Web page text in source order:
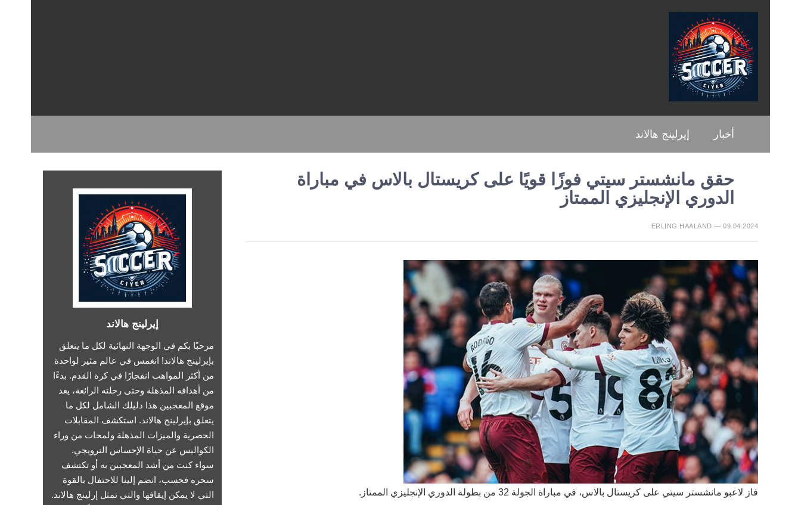
أخبار إيرلينج هالاند
حقق مانشستر سيتي فوزًا قويًا على كريستال بالاس في مباراة
الدوري الإنجليزي الممتاز
ERLING HAALAND — 09.04.2024
فاز لاعبو مانشستر سيتي على كريستال بالاس، في مباراة الجولة 32 من بطولة الدوري الإنجليزي الممتاز.
إيرلينج هالاند
مرحبًا بكم في الوجهة النهائية لكل ما يتعلق
بإيرلينج هالاند! انغمس في عالم مثير لواحدة
من أكثر المواهب انفجارًا في كرة القدم. بدءًا
من أهدافه المذهلة وحتى رحلته الرائعة، يعد
موقع المعجبين هذا دليلك الشامل لكل ما
يتعلق بإيرلينج هالاند. استكشف المقابلات
الحصرية والميزات المذهلة ولمحات من وراء
الكواليس عن حياة الإحساس النرويجي.
سواء كنت من أشد المعجبين به أو تكتشف
سحره فحسب، انضم إلينا للاحتفال بالقوة
التي لا يمكن إيقافها والتي تمثل إرلينج هالاند.